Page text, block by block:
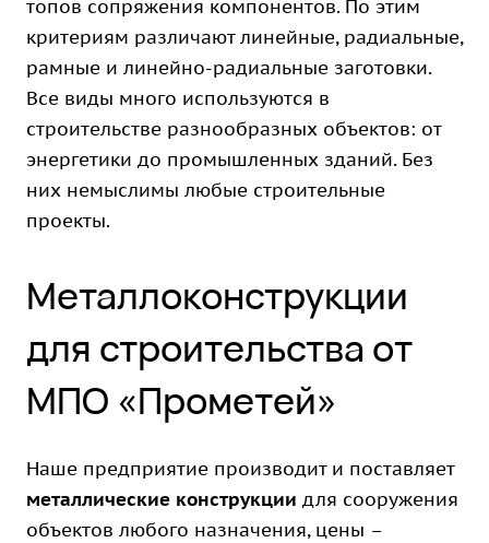
топов сопряжения компонентов. По этим
критериям различают линейные, радиальные,
рамные и линейно-радиальные заготовки.
Все виды много используются в
строительстве разнообразных объектов: от
энергетики до промышленных зданий. Без
них немыслимы любые строительные
проекты.
Металлоконструкции
для строительства от
МПО «Прометей»
Наше предприятие производит и поставляет
металлические конструкции для сооружения
объектов любого назначения, цены –